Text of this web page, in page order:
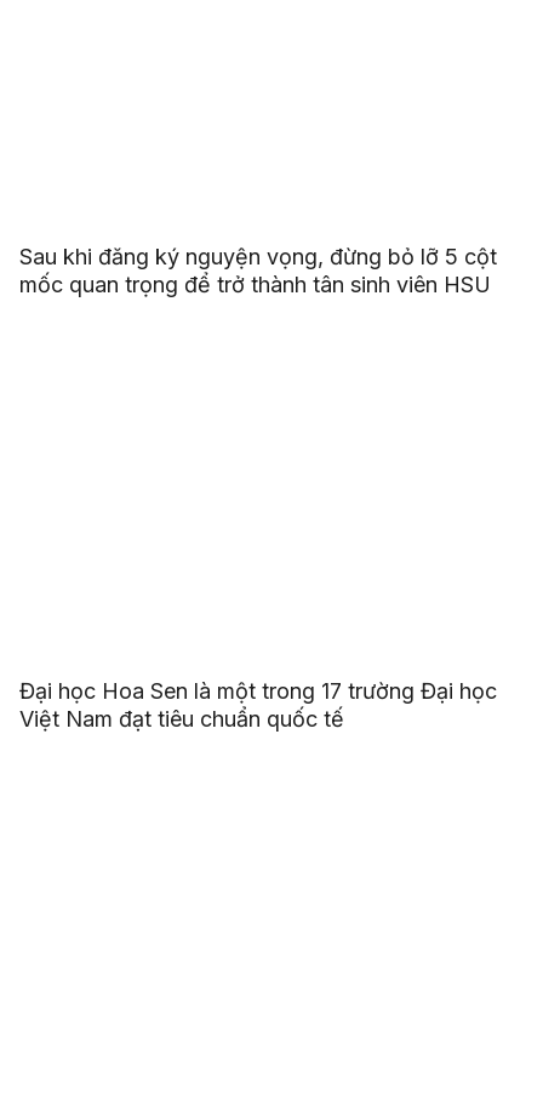
Sau khi đăng ký nguyện vọng, đừng bỏ lỡ 5 cột
mốc quan trọng để trở thành tân sinh viên HSU
Đại học Hoa Sen là một trong 17 trường Đại học
Việt Nam đạt tiêu chuẩn quốc tế